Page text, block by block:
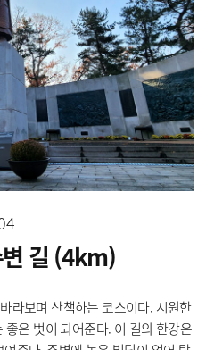
길 (4km)
라보며 산책하는 코스이다. 시원한
은 벗이 되어준다. 이 길의 한강은